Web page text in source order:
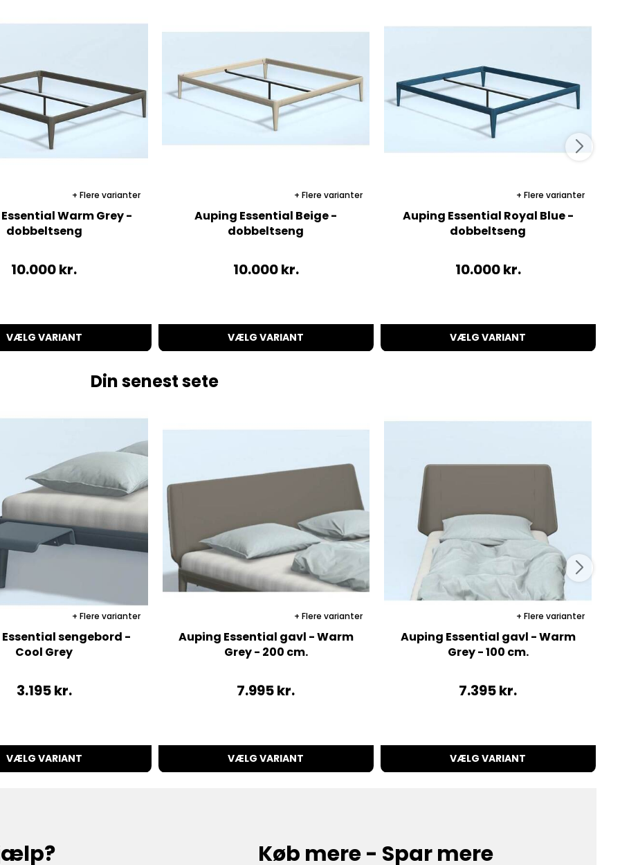
Flere varianter
Warm Grey -
dobbeltseng
10.000kr.
VÆLG VARIANT
Flere varianter
Auping Essential Beige -
dobbeltseng
10.000kr.
VÆLG VARIANT
Flere varianter
Auping Essential Royal Blue -
dobbeltseng
10.000kr.
VÆLG VARIANT
Din senest sete
Flere varianter
sengebord -
Cool Grey
3.195kr.
VÆLG VARIANT
Flere varianter
Auping Essential gavl - Warm
Grey - 200 cm.
7.995kr.
VÆLG VARIANT
Flere varianter
Auping Essential gavl - Warm
Grey - 100 cm.
7.395kr.
VÆLG VARIANT
Køb mere - Spar mere